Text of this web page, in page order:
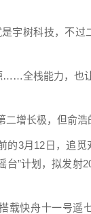
宇树科技，不
……全栈能力，也
增长极，但俞浩
3月12日，追
”计划，拟发射
载快舟十一号